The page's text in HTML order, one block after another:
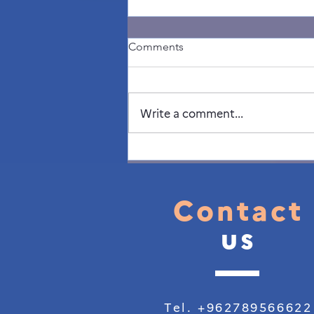
Comments
Write a comment...
Contact
us
Tel. +962789566622